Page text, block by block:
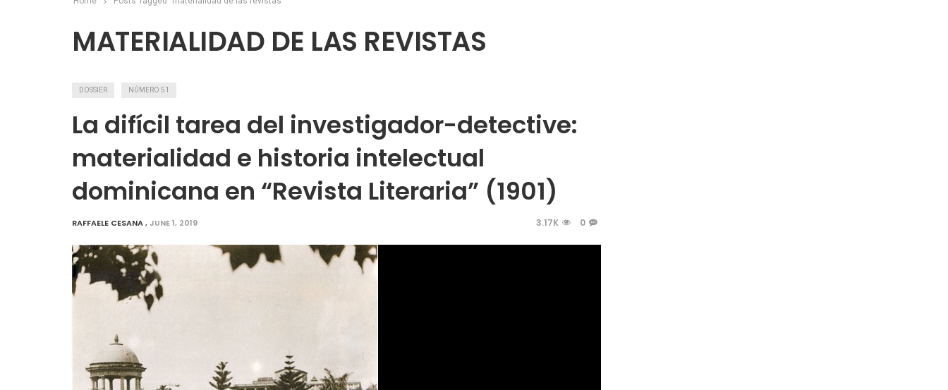
MATERIALIDAD DE LAS REVISTAS
DOSSIER NÚMERO 51
La difícil tarea del investigador-detective:
materialidad e historia intelectual
dominicana en “Revista Literaria” (1901)
RAFFAELE CESANA,JUNE 1, 2019 3.17K 0